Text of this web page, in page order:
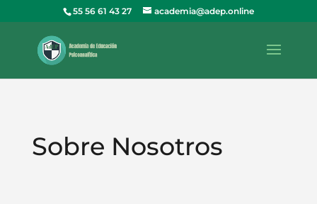
55 56 61 43 27 academia@adep.online
Sobre Nosotros